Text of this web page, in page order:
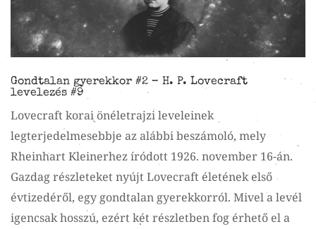
Gondtalan gyerekkor #2 – H. P. Lovecraft
levelezés #9
Lovecraft korai önéletrajzi leveleinek
legterjedelmesebbje az alábbi beszámoló, mely
Rheinhart Kleinerhez íródott 1926. november 16-án.
Gazdag részleteket nyújt Lovecraft életének első
évtizedéről, egy gondtalan gyerekkorról. Mivel a levél
igencsak hosszú, ezért két részletben fog érhető el a